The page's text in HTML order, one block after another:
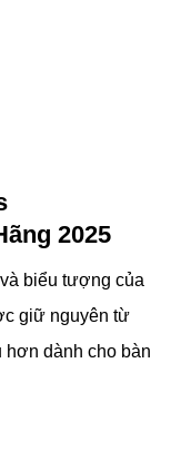
2025
biểu tượng của
giữ nguyên từ
hơn dành cho bàn